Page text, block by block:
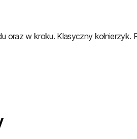
oraz w kroku. Klasyczny